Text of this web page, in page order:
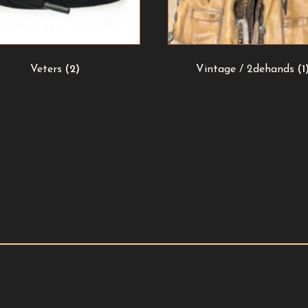
Veters (2) Vintage / 2dehands